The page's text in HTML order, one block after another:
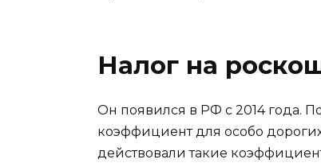
Налог на
Он появился в РФ с 2014 года.
коэффициент для особо
действовали такие